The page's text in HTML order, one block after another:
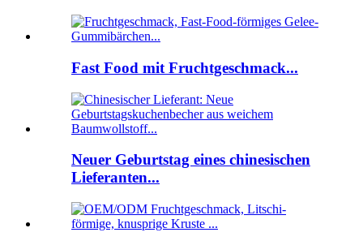
Fast Food mit Fruchtgeschmack...
Neuer Geburtstag eines chinesischen
Lieferanten...